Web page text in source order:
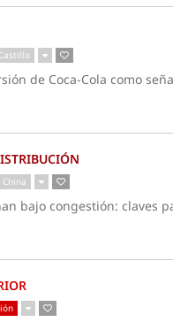
de Coca-Cola como
China
bajo congestión: claves